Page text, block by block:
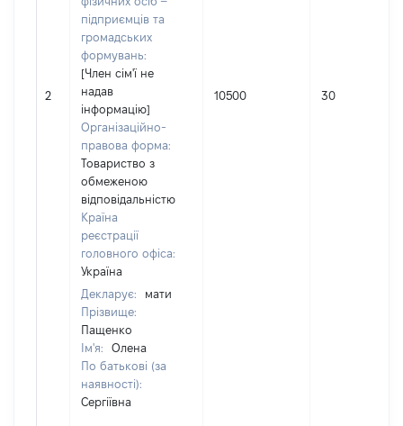
2
підприємців та
громадських
формувань:
[Член сім'ї не
надав
інформацію]
Організаційно-
правова форма:
Товариство з
обмеженою
відповідальністю
Країна
реєстрації
головного офіса:
Україна
Декларує:
мати
Прізвище:
Пащенко
Ім'я:
Олена
По батькові (за
наявності):
Сергіївна
10500 30